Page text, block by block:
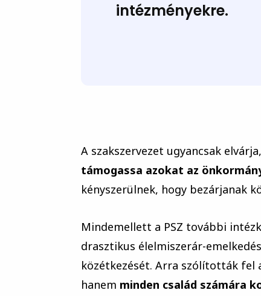
intézményekre.
A szakszervezet ugyancsak
támogassa azokat az
kényszerülnek, hogy bezárjanak
Mindemellett a PSZ további
drasztikus élelmiszerár-
közétkezését. Arra szólították fel
hanem minden család számára